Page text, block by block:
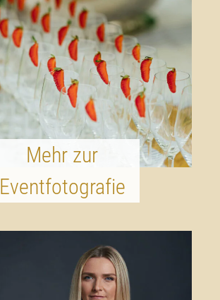
Mehr zur
Eventfotografie